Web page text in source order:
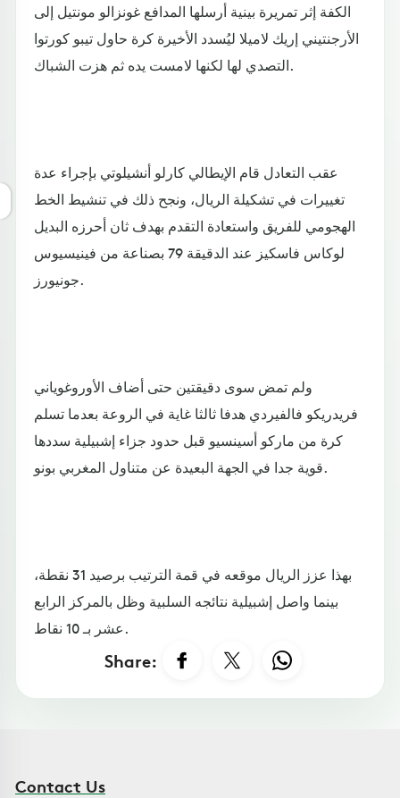
الكفة إثر تمريرة بينية أرسلها المدافع غونزالو مونتيل إلى
الأرجنتيني إريك لاميلا ليُسدد الأخيرة كرة حاول تيبو كورتوا
التصدي لها لكنها لامست يده ثم هزت الشباك.
عقب التعادل قام الإيطالي كارلو أنشيلوتي بإجراء عدة
تغييرات في تشكيلة الريال، ونجح ذلك في تنشيط الخط
الهجومي للفريق واستعادة التقدم بهدف ثان أحرزه البديل
لوكاس فاسكيز عند الدقيقة 79 بصناعة من فينيسيوس
جونيورز.
ولم تمض سوى دقيقتين حتى أضاف الأوروغوياني
فريدريكو فالفيردي هدفا ثالثا غاية في الروعة بعدما تسلم
كرة من ماركو أسينسيو قبل حدود جزاء إشبيلية سددها
قوية جدا في الجهة البعيدة عن متناول المغربي بونو.
بهذا عزز الريال موقعه في قمة الترتيب برصيد 31 نقطة،
بينما واصل إشبيلية نتائجه السلبية وظل بالمركز الرابع
عشر بـ 10 نقاط.
Share:
Contact Us